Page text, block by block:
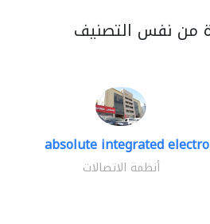
من نفس التصنيف
absolute integrated
أنظمة الاتصالات